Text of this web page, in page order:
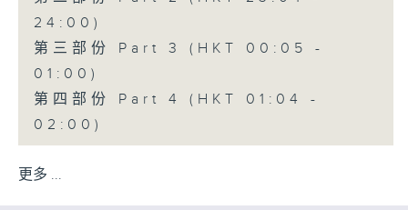
24:00)
第三部份 Part 3 (HKT 00:05 -
01:00)
第四部份 Part 4 (HKT 01:04 -
02:00)
更多 ...